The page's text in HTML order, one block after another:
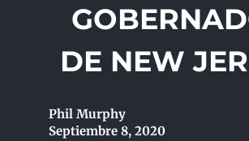
DE NEW
Phil Murphy
Septiembre 8, 2020